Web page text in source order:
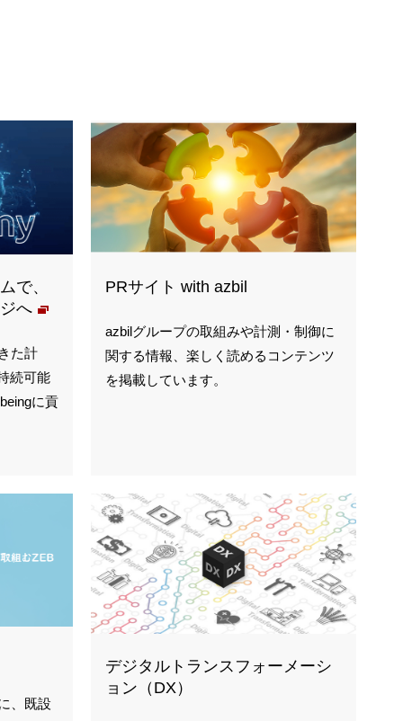
で、
へ
た計
続可能
に貢
PRサイト with azbil
azbilグループの取組みや計測・制御に
関する情報、楽しく読めるコンテンツ
を掲載しています。
、既設
デジタルトランスフォーメーシ
ョン（DX）